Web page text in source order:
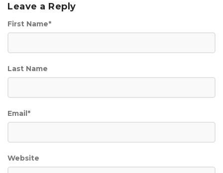
Leave a Reply
First Name*
Last Name
Email*
Website